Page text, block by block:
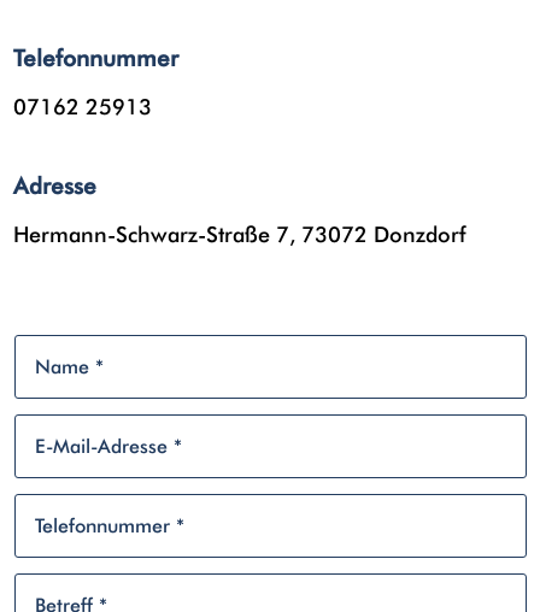
Telefonnummer
07162 25913
Adresse
Hermann-Schwarz-Straße 7, 73072 Donzdorf